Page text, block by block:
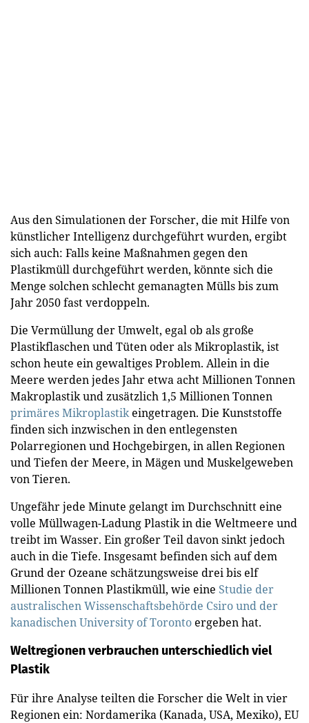
Aus den Simulationen der Forscher, die mit Hilfe von
künstlicher Intelligenz durchgeführt wurden, ergibt
sich auch: Falls keine Maßnahmen gegen den
Plastikmüll durchgeführt werden, könnte sich die
Menge solchen schlecht gemanagten Mülls bis zum
Jahr 2050 fast verdoppeln.
Die Vermüllung der Umwelt, egal ob als große
Plastikflaschen und Tüten oder als Mikroplastik, ist
schon heute ein gewaltiges Problem. Allein in die
Meere werden jedes Jahr etwa acht Millionen Tonnen
Makroplastik und zusätzlich 1,5 Millionen Tonnen
primäres Mikroplastikeingetragen. Die Kunststoffe
finden sich inzwischen in den entlegensten
Polarregionen und Hochgebirgen, in allen Regionen
und Tiefen der Meere, in Mägen und Muskelgeweben
von Tieren.
Ungefähr jede Minute gelangt im Durchschnitt eine
volle Müllwagen-Ladung Plastik in die Weltmeere und
treibt im Wasser. Ein großer Teil davon sinkt jedoch
auch in die Tiefe. Insgesamt befinden sich auf dem
Grund der Ozeane schätzungsweise drei bis elf
Millionen Tonnen Plastikmüll, wie eine Studie der
australischen Wissenschaftsbehörde Csiro und der
kanadischen University of Toronto ergeben hat.
Weltregionen verbrauchen unterschiedlich viel
Plastik
Für ihre Analyse teilten die Forscher die Welt in vier
Regionen ein: Nordamerika (Kanada, USA, Mexiko), EU